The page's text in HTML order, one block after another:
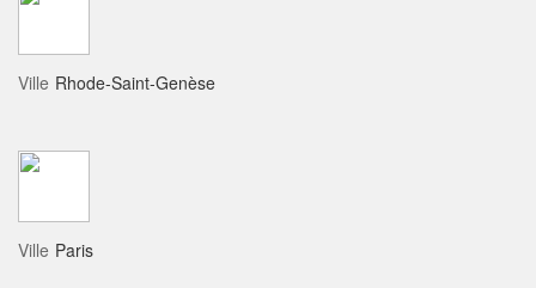
Ville Rhode-Saint-Genèse
Ville Paris